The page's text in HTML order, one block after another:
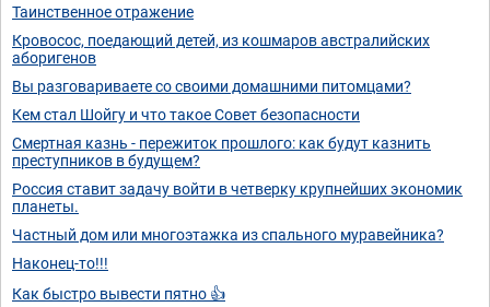
Таинственное отражение
Кровосос, поедающий детей, из кошмаров австралийских
аборигенов
Вы разговариваете со своими домашними питомцами?
Кем стал Шойгу и что такое Совет безопасности
Смертная казнь - пережиток прошлого: как будут казнить
преступников в будущем?
Россия ставит задачу войти в четверку крупнейших экономик
планеты.
Частный дом или многоэтажка из спального муравейника?
Наконец-то!!!
Как быстро вывести пятно 👍